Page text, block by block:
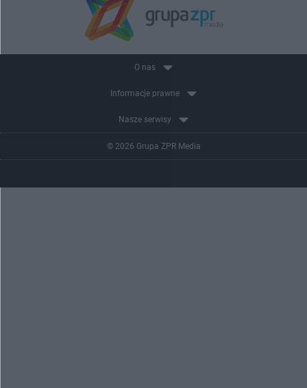
O nas
Informacje prawne
Nasze serwisy
© 2026 Grupa ZPR Media